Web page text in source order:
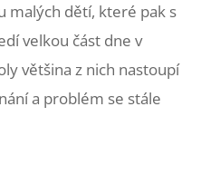
malých dětí, které pak s
velkou část dne v
většina z nich nastoupí
a problém se stále